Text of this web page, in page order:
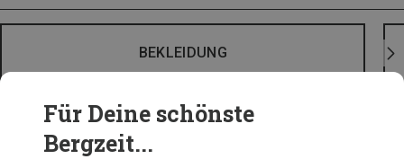
BEKLEIDUNG
Für Deine schönste
Bergzeit...